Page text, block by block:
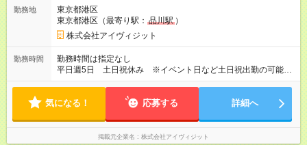
勤務地
東京都港区
東京都港区（最寄り駅： 品川駅 ）
株式会社アイヴィジット
勤務時間
勤務時間は指定なし
平日週5日 土日祝休み ※イベント日など土日祝出勤の可能性
も一部あり 【勤務時間】品川オフィスへ出社の場合⇒9:15～
月曜日⇒品川オフィスへ出社 火曜日～金曜日⇒担当店舗の訪問
気になる！ 応募する 詳細へ
掲載元企業名 株式会社アイヴィジット